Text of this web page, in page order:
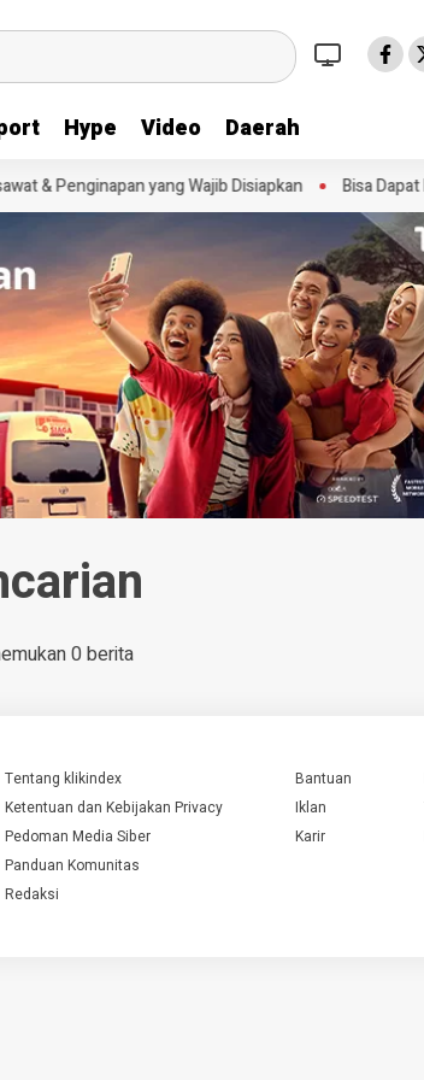
Hype Video Daerah
yang Wajib Disiapkan Bisa Dapat Hingga
0 berita
Tentang klikindex
Ketentuan dan Kebijakan Privacy
Pedoman Media Siber
Panduan Komunitas
Redaksi
Bantuan
Iklan
Karir